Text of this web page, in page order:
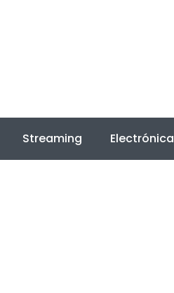
Streaming Electrónica